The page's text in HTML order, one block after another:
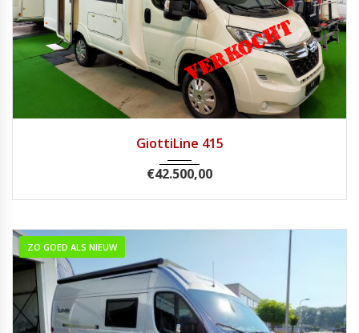
GiottiLine 415
€42.500,00
ZO GOED ALS NIEUW